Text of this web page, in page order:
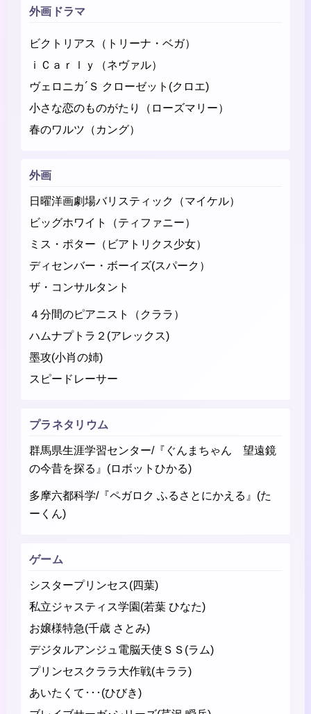
外画ドラマ
ビクトリアス（トリーナ・ベガ）
ｉＣａｒｌｙ（ネヴァル）
ヴェロニカ´Ｓ クローゼット(クロエ)
小さな恋のものがたり（ローズマリー）
春のワルツ（カング）
外画
日曜洋画劇場バリスティック（マイケル）
ビッグホワイト（ティファニー）
ミス・ポター（ビアトリクス少女）
ディセンバー・ボーイズ(スパーク）
ザ・コンサルタント
４分間のピアニスト（クララ）
ハムナプトラ２(アレックス)
墨攻(小肖の姉)
スピードレーサー
プラネタリウム
群馬県生涯学習センター/『ぐんまちゃん 望遠鏡
の今昔を探る』(ロボットひかる)
多摩六都科学/『ペガロク ふるさとにかえる』(た
ーくん)
ゲーム
シスタープリンセス(四葉)
私立ジャスティス学園(若葉 ひなた)
お嬢様特急(千歳 さとみ)
デジタルアンジュ電脳天使ＳＳ(ラム)
プリンセスクララ大作戦(キララ)
あいたくて･･･(ひびき)